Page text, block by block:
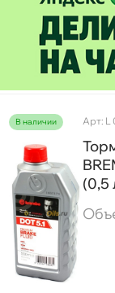
наличии Арт: L
(0,5